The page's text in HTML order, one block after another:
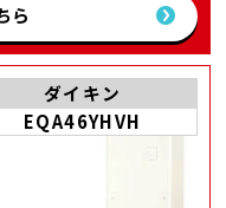
ら
ダイキン
EQA46YHVH